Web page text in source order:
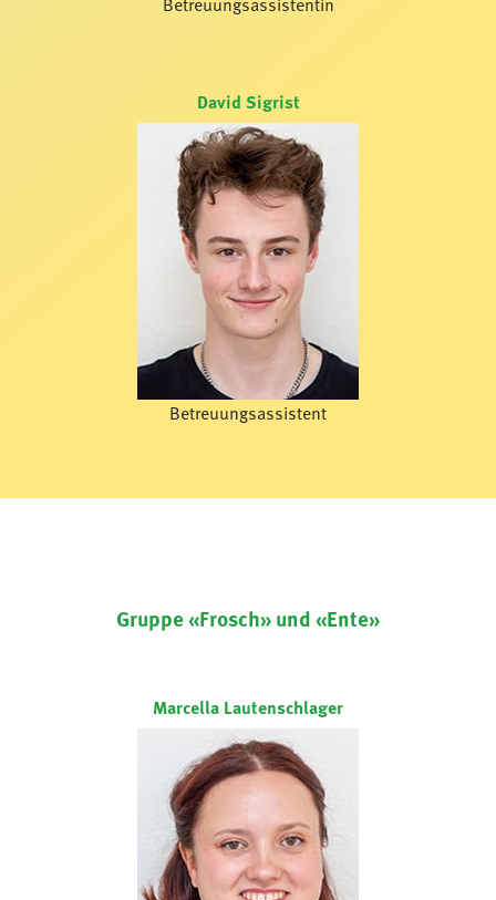
David Sigrist
Betreuungsassistent
Gruppe «Frosch» und «Ente»
Marcella Lautenschlager